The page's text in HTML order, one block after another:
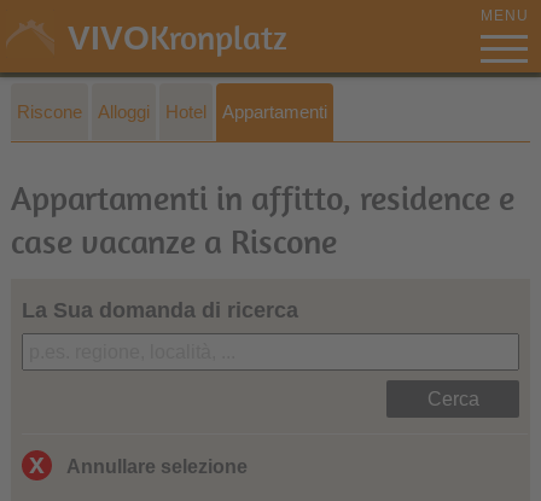
VIVOKronplatz MENU
Riscone Alloggi Hotel Appartamenti
Appartamenti in affitto, residence e
case vacanze a Riscone
La Sua domanda di ricerca
Cerca
Annullare selezione